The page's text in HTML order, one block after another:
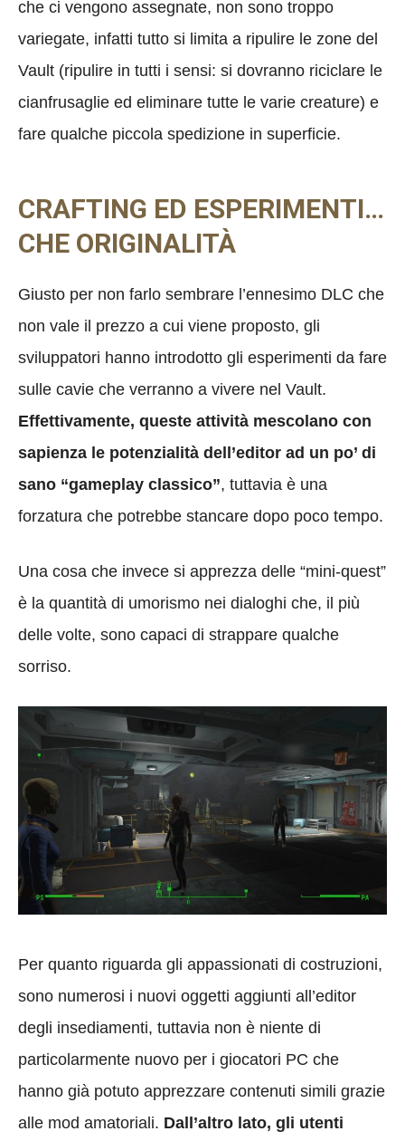
che ci vengono assegnate, non sono troppo
variegate, infatti tutto si limita a ripulire le zone del
Vault (ripulire in tutti i sensi: si dovranno riciclare le
cianfrusaglie ed eliminare tutte le varie creature) e
fare qualche piccola spedizione in superficie.
CRAFTING ED ESPERIMENTI…
CHE ORIGINALITÀ
Giusto per non farlo sembrare l’ennesimo DLC che
non vale il prezzo a cui viene proposto, gli
sviluppatori hanno introdotto gli esperimenti da fare
sulle cavie che verranno a vivere nel Vault.
Effettivamente, queste attività mescolano con
sapienza le potenzialità dell’editor ad un po’ di
sano “gameplay classico”, tuttavia è una
forzatura che potrebbe stancare dopo poco tempo.
Una cosa che invece si apprezza delle “mini-quest”
è la quantità di umorismo nei dialoghi che, il più
delle volte, sono capaci di strappare qualche
sorriso.
Per quanto riguarda gli appassionati di costruzioni,
sono numerosi i nuovi oggetti aggiunti all’editor
degli insediamenti, tuttavia non è niente di
particolarmente nuovo per i giocatori PC che
hanno già potuto apprezzare contenuti simili grazie
alle mod amatoriali. Dall’altro lato, gli utenti